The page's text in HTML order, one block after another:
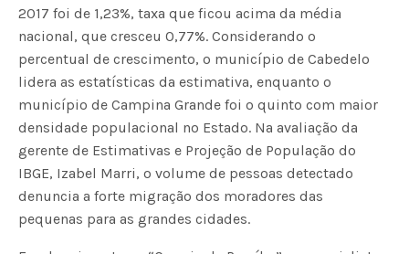
2017 foi de 1,23%, taxa que ficou acima da média
nacional, que cresceu 0,77%. Considerando o
percentual de crescimento, o município de Cabedelo
lidera as estatísticas da estimativa, enquanto o
município de Campina Grande foi o quinto com maior
densidade populacional no Estado. Na avaliação da
gerente de Estimativas e Projeção de População do
IBGE, Izabel Marri, o volume de pessoas detectado
denuncia a forte migração dos moradores das
pequenas para as grandes cidades.